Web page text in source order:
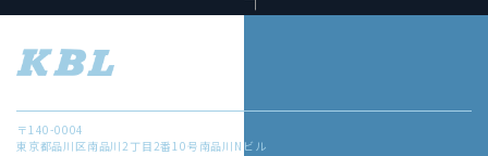
〒140-0004
東京都品川区南品川2丁目2番10号南品川Nビル